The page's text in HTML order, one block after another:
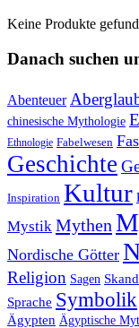
Keine Produkte
Danach suchen
Abenteuer
chinesische Mythologie
Ethnologie Fabelwesen
Geschichte
Inspiration Kultur
Mystik Mythen
Nordische Götter
Religion Sagen
Sprache Symbolik
Ägypten Ägyptische